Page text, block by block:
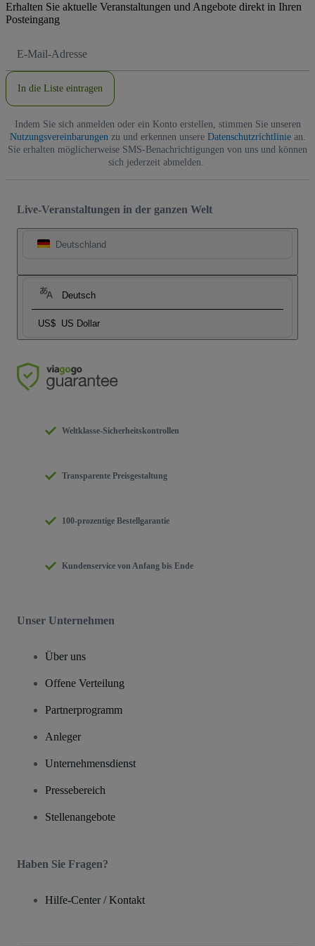
Erhalten Sie aktuelle Veranstaltungen und Angebote direkt in Ihren
Posteingang
Mail-
In die Liste eintragen
Indem Sie sich anmelden oder ein Konto erstellen, stimmen Sie unseren
Nutzungsvereinbarungenzu und erkennen unsere Datenschutzrichtliniean.
Sie erhalten möglicherweise SMS-Benachrichtigungen von uns und können
sich jederzeit abmelden.
Live-Veranstaltungen in der ganzen Welt
Deutschland
Deutsch
US$ US Dollar
Weltklasse-Sicherheitskontrollen
Transparente Preisgestaltung
100-prozentige Bestellgarantie
Kundenservice von Anfang bis Ende
Unser Unternehmen
Über uns
Offene Verteilung
Partnerprogramm
Anleger
Unternehmensdienst
Pressebereich
Stellenangebote
Haben Sie Fragen?
Hilfe-Center / Kontakt